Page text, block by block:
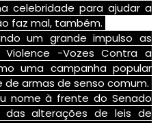
celebridade para ajudar a
faz mal, também.
um grande impulso as
Violence -Vozes Contra a
uma campanha popular
de armas de senso comum.
nome à frente do Senado
alterações de leis de